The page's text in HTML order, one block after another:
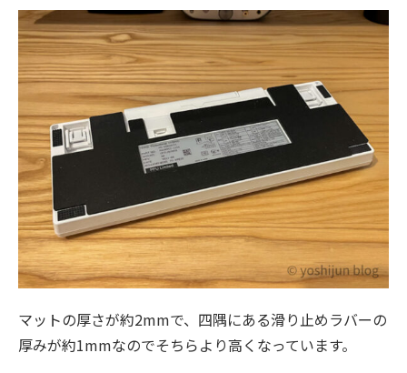
マットの厚さが約2mmで、四隅にある滑り止めラバーの
厚みが約1mmなのでそちらより高くなっています。